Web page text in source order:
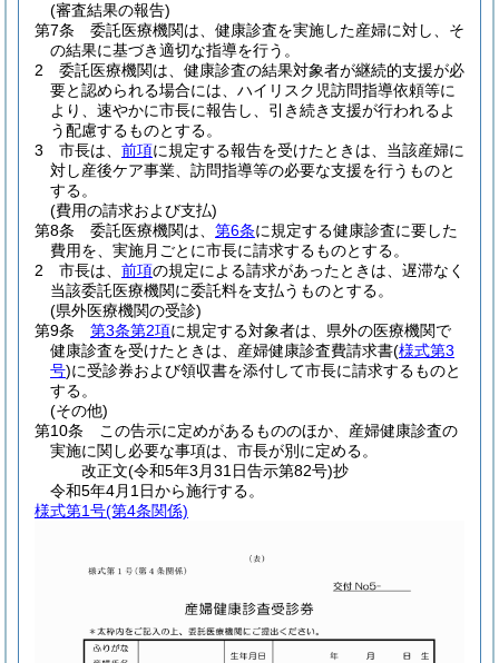
(審査結果の報告)
第7条
委託医療機関は、健康診査を実施した産婦に対し、そ
の結果に基づき適切な指導を行う。
2
委託医療機関は、健康診査の結果対象者が継続的支援が必
要と認められる場合には、ハイリスク児訪問指導依頼等に
より、速やかに市長に報告し、引き続き支援が行われるよ
う配慮するものとする。
3
市長は、 前項に規定する報告を受けたときは、当該産婦に
対し産後ケア事業、訪問指導等の必要な支援を行うものと
する。
(費用の請求および支払)
第8条
委託医療機関は、 第6条に規定する健康診査に要した
費用を、実施月ごとに市長に請求するものとする。
2
市長は、 前項の規定による請求があったときは、遅滞なく
当該委託医療機関に委託料を支払うものとする。
(県外医療機関の受診)
第9条
第3条第2項に規定する対象者は、県外の医療機関で
健康診査を受けたときは、産婦健康診査費請求書(様式第3
号)に受診券および領収書を添付して市長に請求するものと
する。
(その他)
第10条
この告示に定めがあるもののほか、産婦健康診査の
実施に関し必要な事項は、市長が別に定める。
改正文(令和5年3月31日告示第82号)抄
令和5年4月1日から施行する。
様式第1号(第4条関係)